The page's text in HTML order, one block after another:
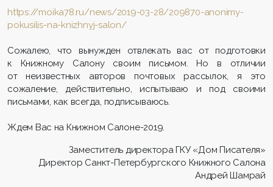
https://moika78.ru/news/2019-03-28/209870-anonimy-
pokusilis-na-knizhnyj-salon/
Сожалею, что вынужден отвлекать вас от подготовки
к Книжному Салону своим письмом. Но в отличии
от неизвестных авторов почтовых рассылок, я это
сожаление, действительно, испытываю и под своими
письмами, как всегда, подписываюсь.
Ждем Вас на Книжном Салоне-2019.
Заместитель директора ГКУ «Дом Писателя»
Директор Санкт-Петербургского Книжного Салона
Андрей Шамрай